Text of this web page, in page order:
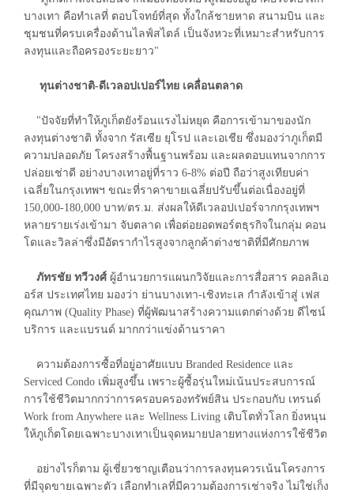
บางเทา คือทำเลที่ ตอบโจทย์ที่สุด ทั้งใกล้ชายหาด สนามบิน และ
ชุมชนที่ครบเครื่องด้านไลฟ์สไตล์ เป็นจังหวะที่เหมาะสำหรับการ
ลงทุนและถือครองระยะยาว"
ทุนต่างชาติ-ดีเวลอปเปอร์ไทย เคลื่อนตลาด
"ปัจจัยที่ทำให้ภูเก็ตยังร้อนแรงไม่หยุด คือการเข้ามาของนัก
ลงทุนต่างชาติ ทั้งจาก รัสเซีย ยุโรป และเอเชีย ซึ่งมองว่าภูเก็ตมี
ความปลอดภัย โครงสร้างพื้นฐานพร้อม และผลตอบแทนจากการ
ปล่อยเช่าดี อย่างบางเทาอยู่ที่ราว 6-8% ต่อปี ถือว่าสูงเทียบค่า
เฉลี่ยในกรุงเทพฯ ขณะที่ราคาขายเฉลี่ยปรับขึ้นต่อเนื่องอยู่ที่
150,000-180,000 บาท/ตร.ม. ส่งผลให้ดีเวลอปเปอร์จากกรุงเทพฯ
หลายรายเร่งเข้ามา จับตลาด เพื่อต่อยอดพอร์ตธุรกิจในกลุ่ม คอน
โดและวิลล่าซึ่งมีอัตรากำไรสูงจากลูกค้าต่างชาติที่มีศักยภาพ
ภัทรชัย ทวีวงศ์ผู้อำนวยการแผนกวิจัยและการสื่อสาร คอลลิเอ
อร์ส ประเทศไทย มองว่า ย่านบางเทา-เชิงทะเล กำลังเข้าสู่ เฟส
คุณภาพ (Quality Phase) ที่ผู้พัฒนาสร้างความแตกต่างด้วย ดีไซน์
บริการ และแบรนด์ มากกว่าแข่งด้านราคา
ความต้องการซื้อที่อยู่อาศัยแบบ Branded Residence และ
Serviced Condo เพิ่มสูงขึ้น เพราะผู้ซื้อรุ่นใหม่เน้นประสบการณ์
การใช้ชีวิตมากกว่าการครอบครองทรัพย์สิน ประกอบกับ เทรนด์
Work from Anywhere และ Wellness Living เติบโตทั่วโลก ยิ่งหนุน
ให้ภูเก็ตโดยเฉพาะบางเทาเป็นจุดหมายปลายทางแห่งการใช้ชีวิต
อย่างไรก็ตาม ผู้เชี่ยวชาญเตือนว่าการลงทุนควรเน้นโครงการ
ที่มีจุดขายเฉพาะตัว เลือกทำเลที่มีความต้องการเช่าจริง ไม่ใช่เก็ง